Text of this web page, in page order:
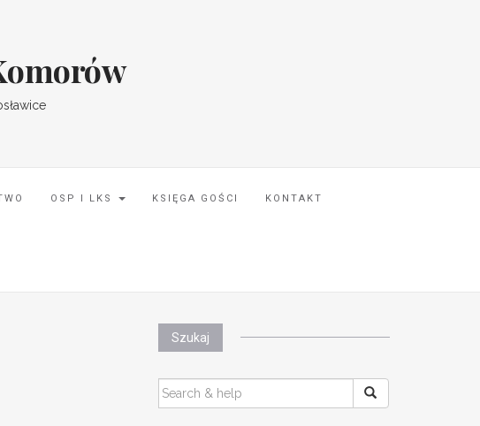
OSP I LKS KSIĘGA GOŚCI KONTAKT
Szukaj
SEARCH
FOR: